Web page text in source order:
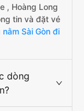
, Hoàng Long
tin và đặt vé
Sài Gòn đi
dòng